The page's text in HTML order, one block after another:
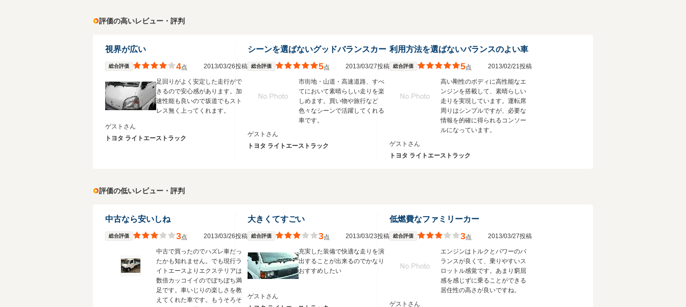
評価の高いレビュー・評判
視界が広い
総合評価 4点 2013/03/26投稿
足回りがよく安定した走行がで
きるので安心感があります。加
速性能も良いので坂道でもスト
レス無く上ってくれます。
ゲストさん
トヨタ ライトエーストラック
シーンを選ばないグッドバランスカー
総合評価 5点 2013/03/27投稿
市街地・山道・高速道路、すべ
てにおいて素晴らしい走りを楽
しめます。買い物や旅行など
色々なシーンで活躍してくれる
車です。
ゲストさん
トヨタ ライトエーストラック
利用方法を選ばないバランスのよい車
総合評価 5点 2013/02/21投稿
高い剛性のボディに高性能なエ
ンジンを搭載して、素晴らしい
走りを実現しています。運転席
周りはシンプルですが、必要な
情報を的確に得られるコンソー
ルになっています。
ゲストさん
トヨタ ライトエーストラック
評価の低いレビュー・評判
中古なら安いしね
総合評価 3点 2013/03/26投稿
中古で買ったのでハズレ車だっ
たかも知れません。でも現行ラ
イトエースよりエクステリアは
数倍カッコイイのでぼちぼち満
足です。車いじりの楽しさを教
えてくれた車です。もうそろそ
大きくてすごい
総合評価 3点 2013/03/23投稿
充実した装備で快適な走りを演
出することが出来るのでかなり
おすすめしたい
ゲストさん
低燃費なファミリーカー
総合評価 3点 2013/03/27投稿
エンジンはトルクとパワーのバ
ランスが良くて、乗りやすいス
ロットル感覚です。あまり窮屈
感を感じずに乗ることができる
居住性の高さが良いですね。
ゲストさん